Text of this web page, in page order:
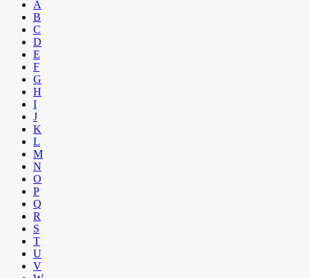
A
B
C
D
E
F
G
H
I
J
K
L
M
N
O
P
Q
R
S
T
U
V